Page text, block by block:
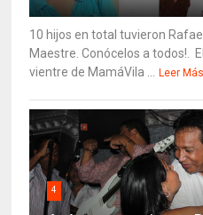
10 hijos en total tuvieron
Maestre. Conócelos a todos!.
vientre de MamáVila ...
Leer Más
4